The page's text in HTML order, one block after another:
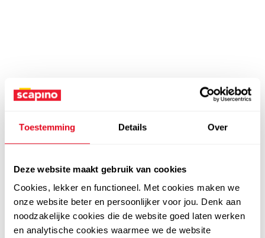
Toestemming Details Over
Deze website maakt gebruik van cookies
Cookies, lekker en functioneel. Met cookies maken we
onze website beter en persoonlijker voor jou. Denk aan
noodzakelijke cookies die de website goed laten werken
en analytische cookies waarmee we de website